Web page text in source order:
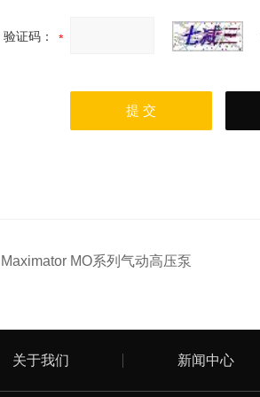
验证码：
Maximator MO系列气动高压泵
关于我们 新闻中心